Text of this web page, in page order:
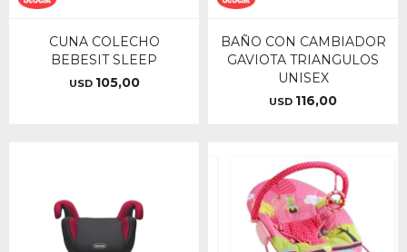
CUNA COLECHO
BEBESIT SLEEP
USD 105,00
BAÑO CON CAMBIADOR
GAVIOTA TRIANGULOS
UNISEX
USD 116,00